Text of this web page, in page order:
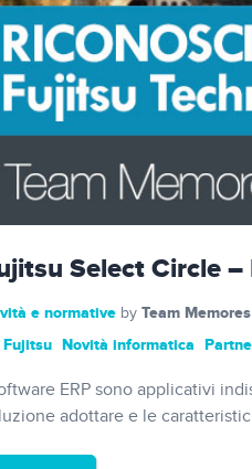
Select Circle
e normative by Team Memores
Fujitsu Novità informatica
ERP sono applicativi
adottare e le